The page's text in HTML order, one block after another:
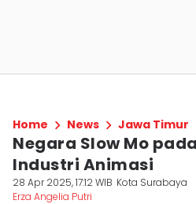
Home News Jawa Timur
Negara Slow Mo
Industri Animasi
28 Apr 2025, 17:12 WIB Kota Surabaya
Erza Angelia Putri